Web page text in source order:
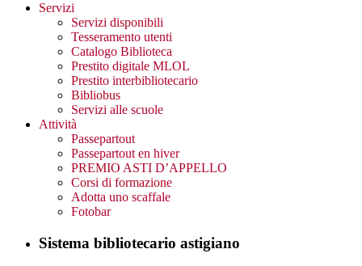
Servizi
Servizi disponibili
Tesseramento utenti
Catalogo Biblioteca
Prestito digitale MLOL
Prestito interbibliotecario
Bibliobus
Servizi alle scuole
Attività
Passepartout
Passepartout en hiver
PREMIO ASTI D’APPELLO
Corsi di formazione
Adotta uno scaffale
Fotobar
Sistema bibliotecario astigiano